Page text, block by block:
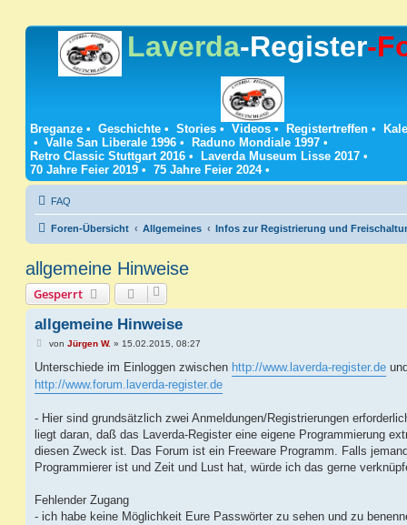
Laverda-Register-
Breganze • Geschichte • Stories • Videos • Registertreffen •
• Valle San Liberale 1996 • Raduno Mondiale 1997 •
Retro Classic Stuttgart 2016 • Laverda Museum Lisse 2017 •
70 Jahre Feier 2019 • 75 Jahre Feier 2024•
FAQ
Foren-Übersicht Allgemeines Infos zur Registrierung und
allgemeine Hinweise
Gesperrt
allgemeine Hinweise
B
i
r
von Jürgen W. » 15.02.2015, 08:27
Unterschiede im Einloggen zwischen http://www.laverda-register.de
http://www.forum.laverda-register.de
- Hier sind grundsätzlich zwei Anmeldungen/Registrierungen
liegt daran, daß das Laverda-Register eine eigene Programmierung
diesen Zweck ist. Das Forum ist ein Freeware Programm. Falls
Programmierer ist und Zeit und Lust hat, würde ich das gerne
Fehlender Zugang
- ich habe keine Möglichkeit Eure Passwörter zu sehen und zu